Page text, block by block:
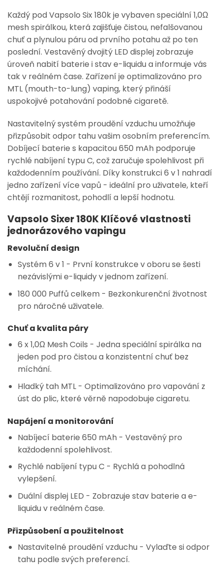
Každý pod Vapsolo Six 180k je vybaven speciální 1,0Ω
mesh spirálkou, která zajišťuje čistou, nefalšovanou
chuť a plynulou páru od prvního potahu až po ten
poslední. Vestavěný dvojitý LED displej zobrazuje
úroveň nabití baterie i stav e-liquidu a informuje vás
tak v reálném čase. Zařízení je optimalizováno pro
MTL (mouth-to-lung) vaping, který přináší
uspokojivé potahování podobné cigaretě.
Nastavitelný systém proudění vzduchu umožňuje
přizpůsobit odpor tahu vašim osobním preferencím.
Dobíjecí baterie s kapacitou 650 mAh podporuje
rychlé nabíjení typu C, což zaručuje spolehlivost při
každodenním používání. Díky konstrukci 6 v 1 nahradí
jedno zařízení více vapů - ideální pro uživatele, kteří
chtějí rozmanitost, pohodlí a lepší hodnotu.
Vapsolo Sixer 180K Klíčové vlastnosti
jednorázového vapingu
Revoluční design
Systém 6 v 1 - První konstrukce v oboru se šesti
nezávislými e-liquidy v jednom zařízení.
180 000 Puffů celkem- Bezkonkurenční životnost
pro náročné uživatele.
Chuť a kvalita páry
6 x 1,0Ω Mesh Coils - Jedna speciální spirálka na
jeden pod pro čistou a konzistentní chuť bez
míchání.
Hladký tah MTL- Optimalizováno pro vapování z
úst do plic, které věrně napodobuje cigaretu.
Napájení a monitorování
Nabíjecí baterie 650 mAh- Vestavěný pro
každodenní spolehlivost.
Rychlé nabíjení typu C - Rychlá a pohodlná
vylepšení.
Duální displej LED - Zobrazuje stav baterie a e-
liquidu v reálném čase.
Přizpůsobení a použitelnost
Nastavitelné proudění vzduchu- Vylaďte si odpor
tahu podle svých preferencí.